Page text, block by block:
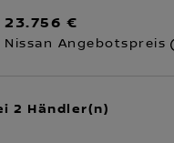
23.756 €
Nissan Angebotspreis
2 Händler(n)